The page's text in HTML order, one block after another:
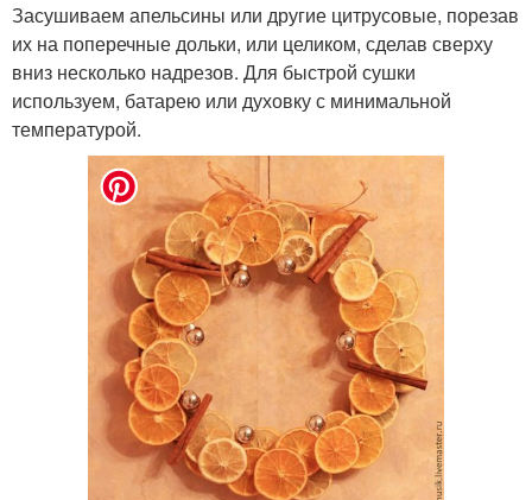
Засушиваем апельсины или другие цитрусовые, порезав
их на поперечные дольки, или целиком, сделав сверху
вниз несколько надрезов. Для быстрой сушки
используем, батарею или духовку с минимальной
температурой.